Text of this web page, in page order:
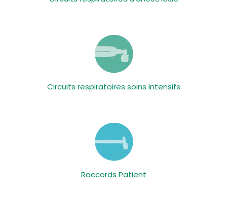
Circuits respiratoires soins intensifs
Raccords Patient